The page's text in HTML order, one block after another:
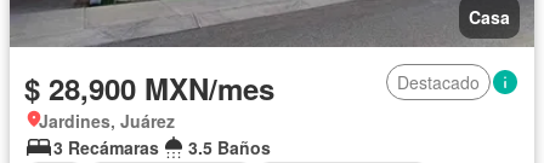
Casa
$ 28,900 MXN/mes
Destacado
Jardines, Juárez
3 Recámaras
3.5 Baños